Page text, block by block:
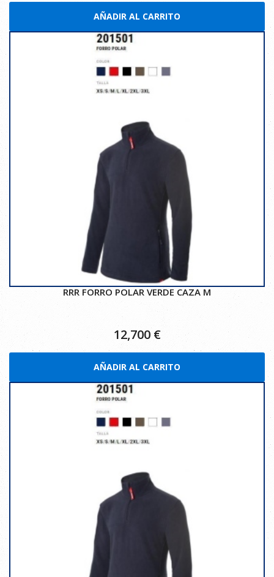
AÑADIR AL CARRITO
RRR FORRO POLAR VERDE CAZA M
12,700 €
AÑADIR AL CARRITO